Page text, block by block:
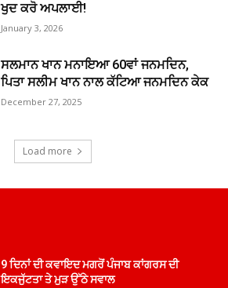
ਖੁਦ ਕਰੋ ਅਪਲਾਈ!
January 3, 2026
ਸਲਮਾਨ ਖਾਨ ਮਨਾਇਆ 60ਵਾਂ ਜਨਮਦਿਨ,
ਪਿਤਾ ਸਲੀਮ ਖਾਨ ਨਾਲ ਕੱਟਿਆ ਜਨਮਦਿਨ ਕੇਕ
December 27, 2025
Load more
9 ਦਿਨਾਂ ਦੀ ਕਵਾਇਦ ਮਗਰੋਂ ਪੰਜਾਬ ਕਾਂਗਰਸ ਦੀ
ਇਕਜੁੱਟਤਾ ਤੇ ਮੁੜ ਉੱਠੇ ਸਵਾਲ